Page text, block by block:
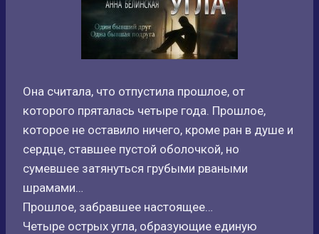
Она считала, что отпустила прошлое, от
которого пряталась четыре года. Прошлое,
которое не оставило ничего, кроме ран в душе и
сердце, ставшее пустой оболочкой, но
сумевшее затянуться грубыми рваными
шрамами…
Прошлое, забравшее настоящее…
Четыре острых угла, образующие единую